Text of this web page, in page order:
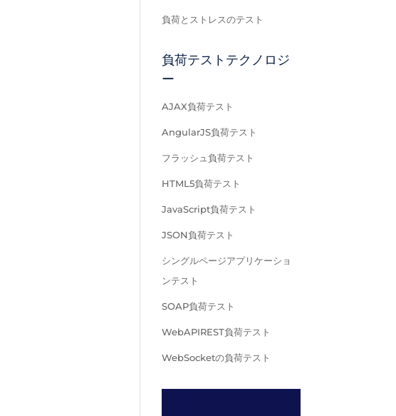
負荷とストレスのテスト
負荷テストテクノロジ
ー
AJAX負荷テスト
AngularJS負荷テスト
フラッシュ負荷テスト
HTML5負荷テスト
JavaScript負荷テスト
JSON負荷テスト
シングルページアプリケーショ
ンテスト
SOAP負荷テスト
WebAPIREST負荷テスト
WebSocketの負荷テスト